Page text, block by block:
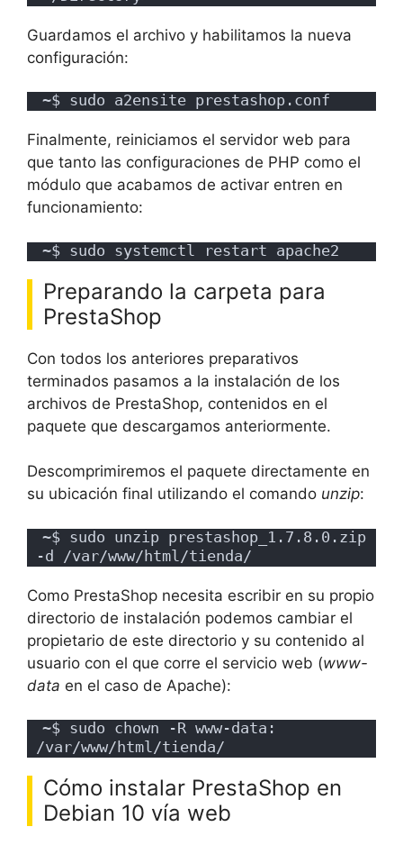
Guardamos el archivo y habilitamos la nueva
configuración:
~$ sudo a2ensite prestashop.conf
Finalmente, reiniciamos el servidor web para
que tanto las configuraciones de PHP como el
módulo que acabamos de activar entren en
funcionamiento:
~$ sudo systemctl restart apache2
Preparando la carpeta para
PrestaShop
Con todos los anteriores preparativos
terminados pasamos a la instalación de los
archivos de PrestaShop, contenidos en el
paquete que descargamos anteriormente.
Descomprimiremos el paquete directamente en
su ubicación final utilizando el comando unzip:
~$ sudo unzip prestashop_1.7.8.0.zip
-d /var/www/html/tienda/
Como PrestaShop necesita escribir en su propio
directorio de instalación podemos cambiar el
propietario de este directorio y su contenido al
usuario con el que corre el servicio web (www-
data en el caso de Apache):
~$ sudo chown -R www-data:
/var/www/html/tienda/
Cómo instalar PrestaShop en
Debian 10 vía web